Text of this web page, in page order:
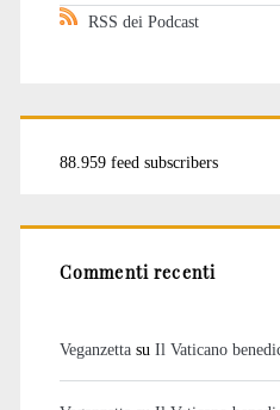
RSS dei Podcast
88.959 feed subscribers
Commenti recenti
Veganzettasu Il Vaticano